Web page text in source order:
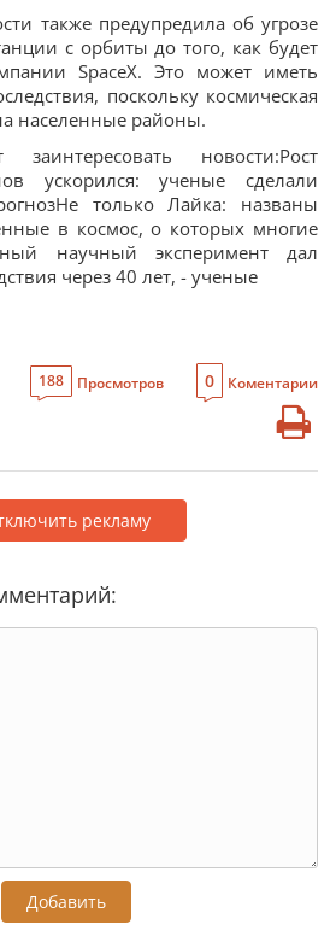
также предупредила об угрозе
с орбиты до того, как будет
SpaceX. Это может иметь
поскольку космическая
населенные районы.
новости:Рост
ускорился: ученые сделали
только Лайка: названы
в космос, о которых многие
научный эксперимент дал
через 40 лет, - ученые
188 Просмотров 0 Коментарии
рекламу
Добавить